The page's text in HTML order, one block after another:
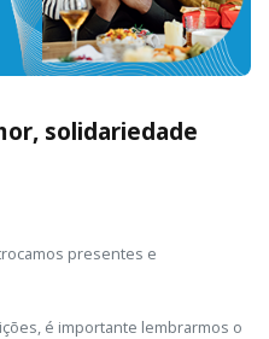
solidariedade
presentes e
é importante lembrarmos o